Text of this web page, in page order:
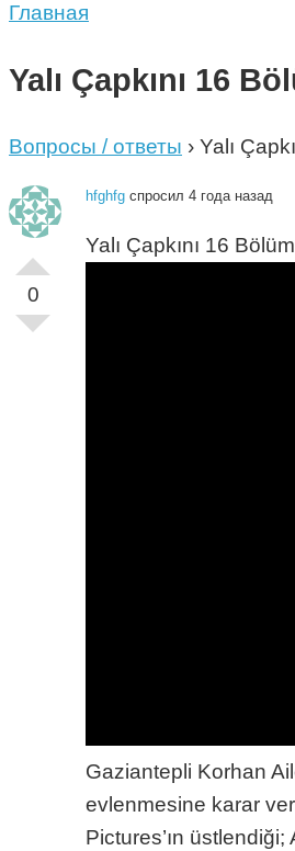
Главная
Yalı Çapkını 16
Вопросы / ответы › Yalı
0
hfghfg спросил 4 года назад
Yalı Çapkını 16
Gaziantepli Korhan
evlenmesine karar
Pictures’ın